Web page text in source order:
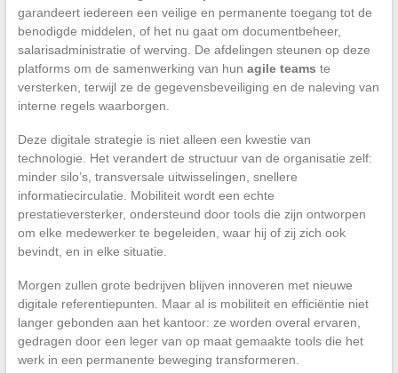
garandeert iedereen een veilige en permanente toegang tot de
benodigde middelen, of het nu gaat om documentbeheer,
salarisadministratie of werving. De afdelingen steunen op deze
platforms om de samenwerking van hun agile teams te
versterken, terwijl ze de gegevensbeveiliging en de naleving van
interne regels waarborgen.
Deze digitale strategie is niet alleen een kwestie van
technologie. Het verandert de structuur van de organisatie zelf:
minder silo’s, transversale uitwisselingen, snellere
informatiecirculatie. Mobiliteit wordt een echte
prestatieversterker, ondersteund door tools die zijn ontworpen
om elke medewerker te begeleiden, waar hij of zij zich ook
bevindt, en in elke situatie.
Morgen zullen grote bedrijven blijven innoveren met nieuwe
digitale referentiepunten. Maar al is mobiliteit en efficiëntie niet
langer gebonden aan het kantoor: ze worden overal ervaren,
gedragen door een leger van op maat gemaakte tools die het
werk in een permanente beweging transformeren.